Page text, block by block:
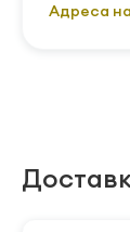
Адреса